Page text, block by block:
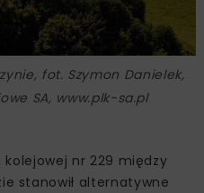
fot. Szymon Danielek,
SA, www.plk-sa.pl
nr 229 między
stanowił alternatywne